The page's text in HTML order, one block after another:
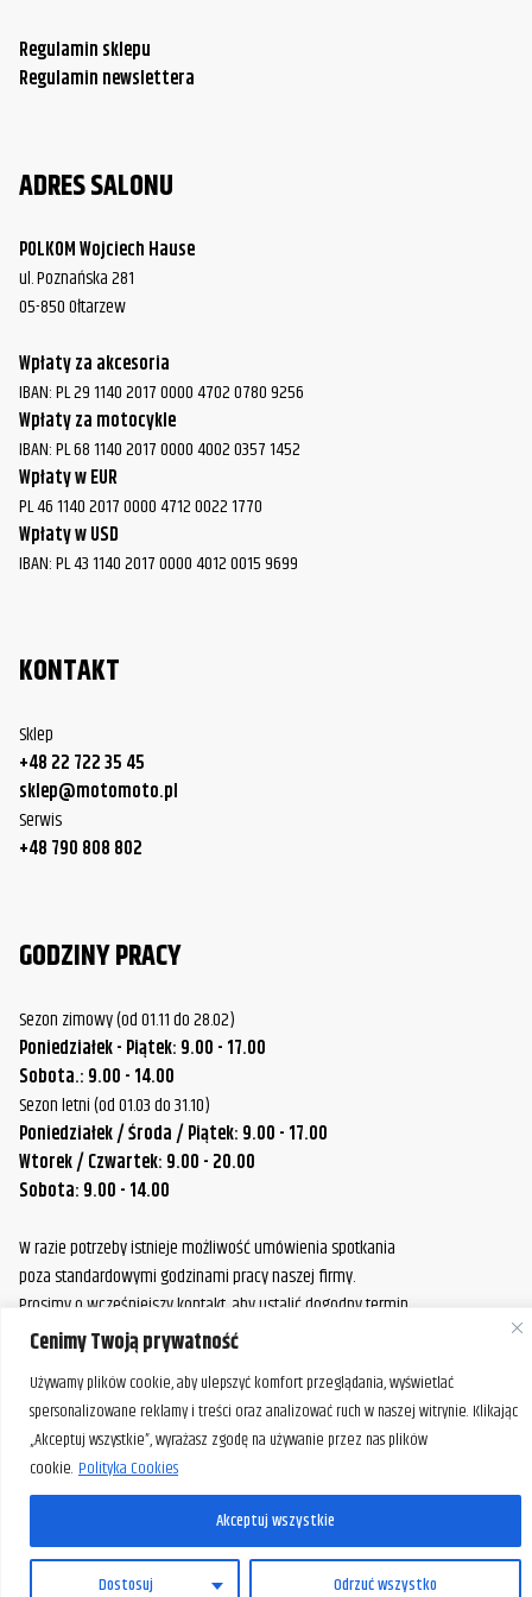
Cenimy Twoją prywatność
Używamy plików cookie, aby ulepszyć komfort przeglądania, wyświetlać
spersonalizowane reklamy i treści oraz analizować ruch w naszej witrynie. Klikając
„Akceptuj wszystkie”, wyrażasz zgodę na używanie przez nas plików
cookie. Polityka Cookies
Dostosuj Odrzuć wszystko
Akceptuj wszystkie
Regulamin sklepu
Regulamin newslettera
ADRES SALONU
POLKOM Wojciech Hause
ul. Poznańska 281
05-850 Ołtarzew
Wpłaty za akcesoria
IBAN: PL 29 1140 2017 0000 4702 0780 9256
Wpłaty za motocykle
IBAN: PL 68 1140 2017 0000 4002 0357 1452
Wpłaty w EUR
PL 46 1140 2017 0000 4712 0022 1770
Wpłaty w USD
IBAN: PL 43 1140 2017 0000 4012 0015 9699
KONTAKT
Sklep
+48 22 722 35 45
sklep@motomoto.pl
Serwis
+48 790 808 802
GODZINY PRACY
Sezon zimowy (od 01.11 do 28.02)
Poniedziałek - Piątek: 9.00 - 17.00
Sobota.: 9.00 - 14.00
Sezon letni (od 01.03 do 31.10)
Poniedziałek / Środa / Piątek: 9.00 - 17.00
Wtorek / Czwartek: 9.00 - 20.00
Sobota: 9.00 - 14.00
W razie potrzeby istnieje możliwość umówienia spotkania
poza standardowymi godzinami pracy naszej firmy.
Prosimy o wcześniejszy kontakt, aby ustalić dogodny termin.